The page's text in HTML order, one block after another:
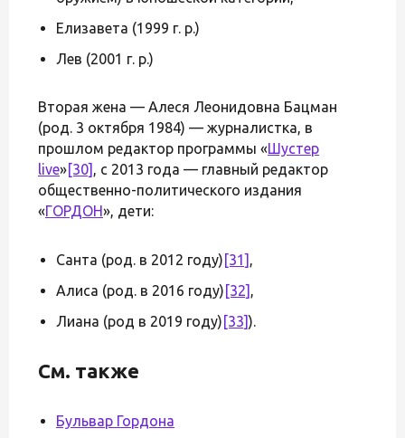
Елизавета (1999 г. р.)
Лев (2001 г. р.)
Вторая жена — Алеся Леонидовна Бацман
(род. 3 октября 1984) — журналистка, в
прошлом редактор программы «Шустер
live»[30] , с 2013 года — главный редактор
общественно-политического издания
«ГОРДОН», дети:
Санта (род. в 2012 году) [31] ,
Алиса (род. в 2016 году) [32] ,
Лиана (род в 2019 году) [33]).
См. также
Бульвар Гордона